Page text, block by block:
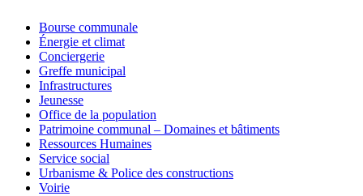
Bourse communale
Énergie et climat
Conciergerie
Greffe municipal
Infrastructures
Jeunesse
Office de la population
Patrimoine communal – Domaines et bâtiments
Ressources Humaines
Service social
Urbanisme & Police des constructions
Voirie